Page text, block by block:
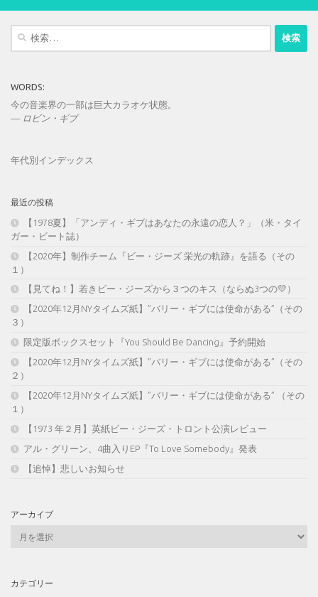
WORDS:
今の音楽界の一部は巨大カラオケ状態。
— ロビン・ギブ
年代別インデックス
最近の投稿
【1978夏】「アンディ・ギブはあなたの永遠の恋人？」（米・タイ
ガー・ビート誌）
【2020年】制作チーム『ビー・ジーズ 栄光の軌跡』を語る（その
１）
【見てね！】若きビー・ジーズから３つのキス（ならぬ3つの💛）
【2020年12月NYタイムズ紙】”バリー・ギブには使命がある”（その
３）
限定版ボックスセット『You Should Be Dancing』予約開始
【2020年12月NYタイムズ紙】”バリー・ギブには使命がある”（その
２）
【2020年12月NYタイムズ紙】”バリー・ギブには使命がある” （その
１）
【1973 年２月】英紙ビー・ジーズ・トロント公演レビュー
アル・グリーン、4曲入りEP『To Love Somebody』発表
【追悼】悲しいお知らせ
アーカイブ
ブ
カテゴリー